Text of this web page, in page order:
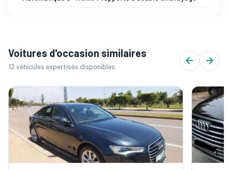
Voitures d'occasion similaires
12 véhicules expertisés disponibles